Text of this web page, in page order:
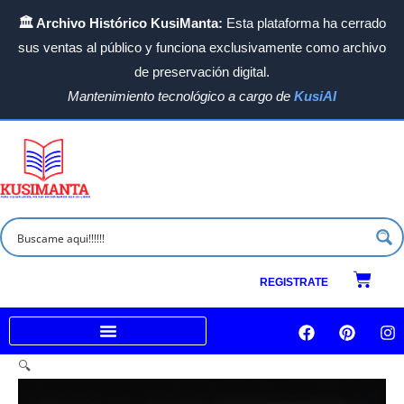
🏛️ Archivo Histórico KusiManta: Esta plataforma ha cerrado
sus ventas al público y funciona exclusivamente como archivo
de preservación digital.
Mantenimiento tecnológico a cargo de KusiAI
REGISTRATE
F
a
c
P
i
n
I
n
s
🔍